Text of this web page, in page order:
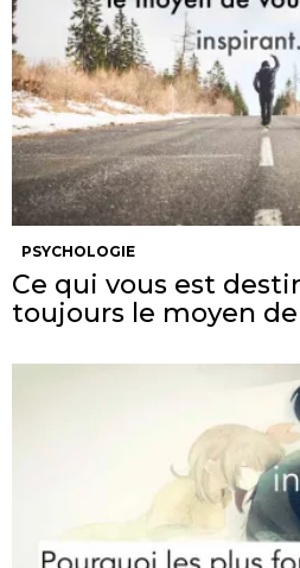
PSYCHOLOGIE
Ce qui vous est
toujours le moyen